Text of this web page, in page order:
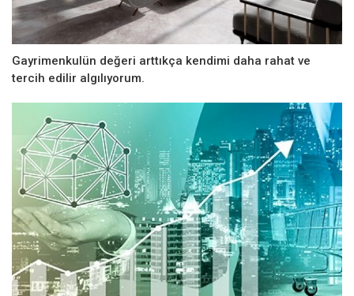
Gayrimenkulün değeri arttıkça kendimi daha rahat ve
tercih edilir algılıyorum.